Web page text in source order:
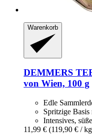
Warenkorb
DEMMERS
von Wien, 100 g
Edle
Spritzige
Intensives,
11,99 € (119,90 € /